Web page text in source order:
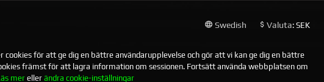
Swedish Valuta: SEK
cookies för att ge dig en bättre användarupplevelse och gör att vi kan ge dig en bättre
främst för att lagra information om sessionen. Fortsätt använda webbplatsen om
mer eller ändra cookie-inställningar